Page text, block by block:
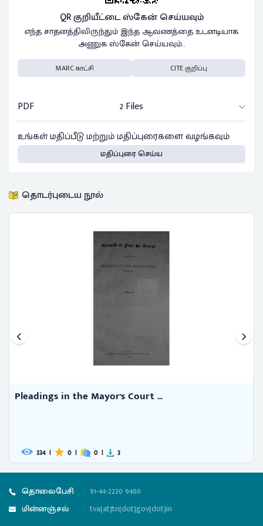
QR குறியீட்டை ஸ்கேன் செய்யவும்
எந்த சாதனத்திலிருந்தும் இந்த ஆவணத்தை உடனடியாக
அணுக ஸ்கேன் செய்யவும்..
MARC காட்சி CITE குறிப்பு
PDF
2 Files
உங்கள் மதிப்பீடு மற்றும் மதிப்புரைகளை வழங்கவும்
மதிப்புரை செய்ய
தொடர்புடைய நூல்
Pleadings in the Mayor's Court ...
334 | 0 | 0 | 3
தொலைபேசி : 91-44-2220 9400
மின்னஞ்சல்
: tva[at]tn[dot]gov[dot]in